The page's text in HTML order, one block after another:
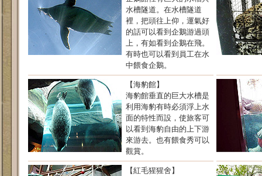
水槽隧道。在水槽隧道
裡，把頭往上仰，運氣好
的話可以看到企鵝游過頭
上，有如看到企鵝在飛。
有時也可以看到員工在水
中餵食企鵝。
【海豹館】
海豹館垂直的巨大水槽是
利用海豹有時必須浮上水
面的特性而設，使旅客可
以看到海豹自由的上下游
來游去。也有餵食秀可以
觀賞。
【紅毛猩猩舍】